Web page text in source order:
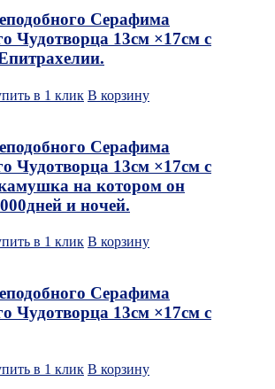
Серафима
Чудотворца 13см ×17см с
в 1 клик В корзину
Серафима
Чудотворца 13см ×17см с
на котором он
и ночей.
в 1 клик В корзину
Серафима
Чудотворца 13см ×17см с
в 1 клик В корзину